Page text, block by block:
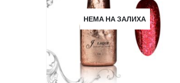
НЕМА НА ЗАЛИХА